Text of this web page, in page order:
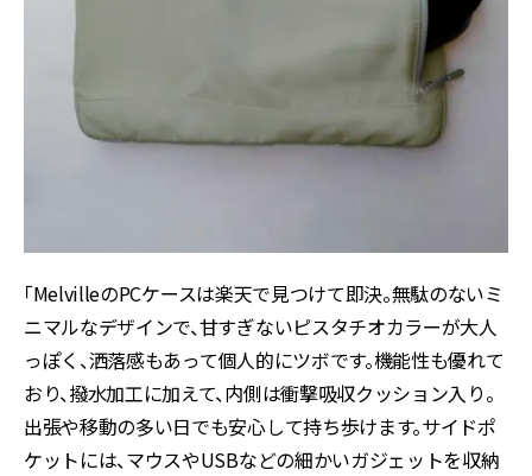
「MelvilleのPCケースは楽天で見つけて即決。無駄のないミ
ニマルなデザインで、甘すぎないピスタチオカラーが大人
っぽく、洒落感もあって個人的にツボです。機能性も優れて
おり、撥水加工に加えて、内側は衝撃吸収クッション入り。
出張や移動の多い日でも安心して持ち歩けます。サイドポ
ケットには、マウスやUSBなどの細かいガジェットを収納